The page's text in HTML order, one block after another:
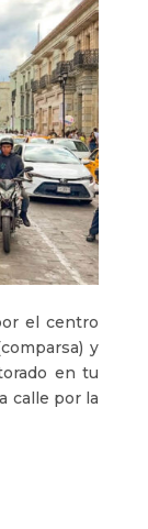
el centro
y
en tu
calle por la